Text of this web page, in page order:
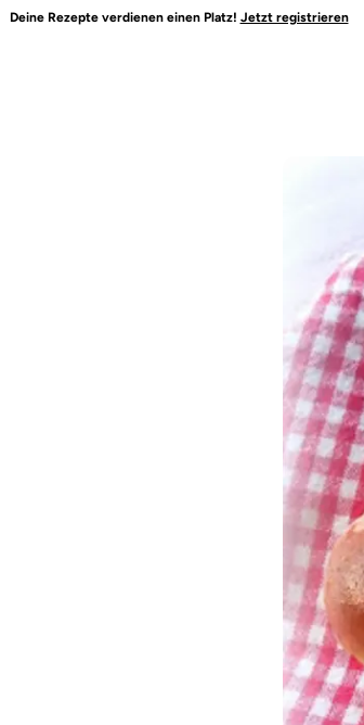
Deine Rezepte verdienen einen Platz! Jetzt registrieren